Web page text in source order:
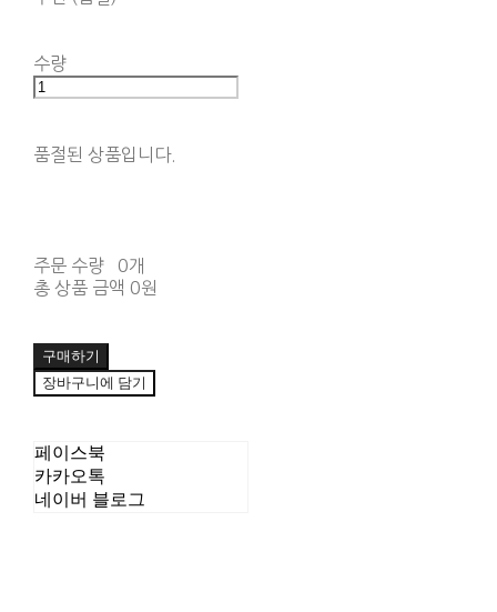
수량
품절된 상품입니다.
주문 수량
0개
총 상품 금액 0원
구매하기
장바구니에 담기
페이스북
카카오톡
네이버 블로그